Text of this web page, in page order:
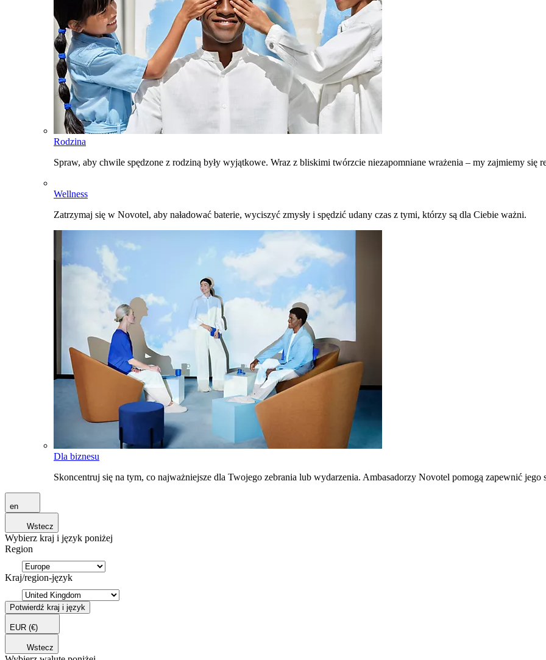
Rodzina
Spraw, aby chwile spędzone z rodziną były wyjątkowe. Wraz z bliskimi twórzcie niezapomniane wrażenia – my zajmiemy się
Wellness
Zatrzymaj się w Novotel, aby naładować baterie, wyciszyć zmysły i spędzić udany czas z tymi, którzy są dla Ciebie ważni.
Dla biznesu
Skoncentruj się na tym, co najważniejsze dla Twojego zebrania lub wydarzenia. Ambasadorzy Novotel pomogą zapewnić jego
en
Wstecz
Wybierz kraj i język poniżej
Region
Kraj/region-język
Potwierdź kraj i język
EUR (€)
Wstecz